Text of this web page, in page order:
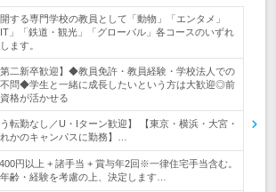
する専門学校の教員として「動物」「エンタメ」
IT」「鉄道・観光」「グローバル」各コースのいずれ
ます。
第二新卒歓迎】◆教員免許・教員経験・学校法人での
問◆学生と一緒に成長したいという方は大歓迎◎前
格が活かせる
う転勤なし／U・Iターン歓迎】 【東京・横浜・大宮・
かのキャンパスに勤務】…
円以上 + 諸手当 + 賞与年2回※一律住宅手当含む。
齢・経験を考慮の上、決定します…